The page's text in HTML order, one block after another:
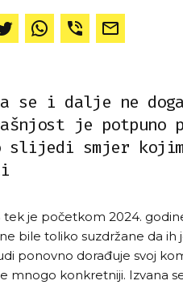
se i dalje ne
je potpuno
slijedi smjer
tek je početkom 2024.
bile toliko suzdržane da
ponovno dorađuje svoj
mnogo konkretniji. Izvana